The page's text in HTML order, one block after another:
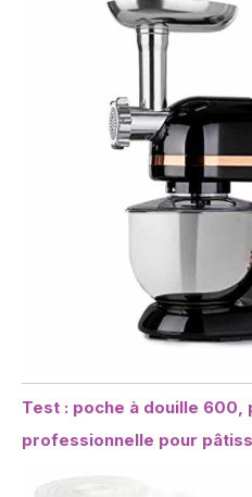
Test : poche à douille 600,
professionnelle pour